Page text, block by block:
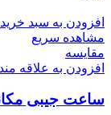
افزودن به سبد خرید
مشاهده سریع
مقایسه
افزودن به علاقه
ساعت جیبی